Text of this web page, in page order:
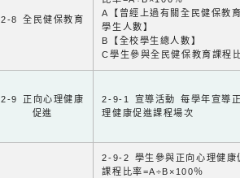
2-8 全民健保教育
A【曾經上過有關全民健保教
學生人數】
B【全校學生總人數】
C學生參與全民健保教育課程
2-9 正向心理健康
促進
2-9-1 宣導活動 每學年宣導
理健康促進課程場次
2-9-2 學生參與正向心理健康
課程比率=A÷B×100％